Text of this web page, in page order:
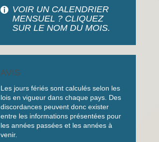
VOIR UN CALENDRIER
MENSUEL ? CLIQUEZ
SUR LE NOM DU MOIS.
AVIS
Les jours fériés sont calculés selon les
lois en vigueur dans chaque pays. Des
discordances peuvent donc exister
entre les informations présentées pour
les années passées et les années à
venir.